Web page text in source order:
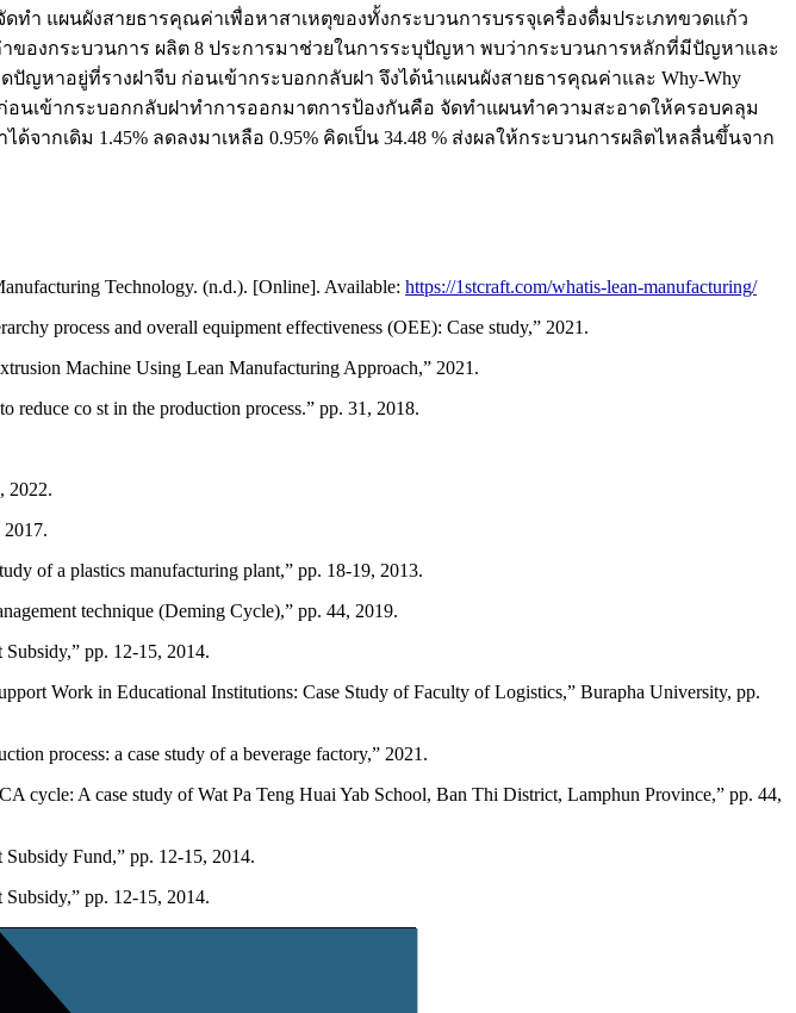
ทำ แผนผังสายธารคุณค่าเพื่อหาสาเหตุของทั้งกระบวนการบรรจุเครื่องดื่มประเภทขวดแก้ว
องกระบวนการ ผลิต 8 ประการมาช่วยในการระบุปัญหา พบว่ากระบวนการหลักที่มีปัญหาและ
ญหาอยู่ที่รางฝาจีบ ก่อนเข้ากระบอกกลับฝา จึงได้นำแผนผังสายธารคุณค่าและ Why-Why
นเข้ากระบอกกลับฝาทำการออกมาตการป้องกันคือ จัดทำแผนทำความสะอาดให้ครอบคลุม
ากเดิม 1.45% ลดลงมาเหลือ 0.95% คิดเป็น 34.48 % ส่งผลให้กระบวนการผลิตไหลลื่นขึ้นจาก
Technology. (n.d.). [Online]. Available: https://1stcraft.com/whatis-lean-manufacturing/
process and overall equipment effectiveness (OEE): Case study,” 2021.
Machine Using Lean Manufacturing Approach,” 2021.
co st in the production process.” pp. 31, 2018.
2022.
of a plastics manufacturing plant,” pp. 18-19, 2013.
technique (Deming Cycle),” pp. 44, 2019.
pp. 12-15, 2014.
Work in Educational Institutions: Case Study of Faculty of Logistics,” Burapha University, pp.
process: a case study of a beverage factory,” 2021.
cycle: A case study of Wat Pa Teng Huai Yab School, Ban Thi District, Lamphun Province,” pp. 44,
Fund,” pp. 12-15, 2014.
pp. 12-15, 2014.